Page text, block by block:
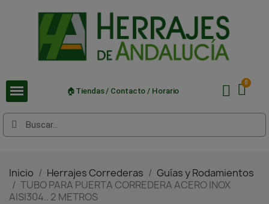
🏠Tiendas / Contacto / Horario
Inicio Herrajes Correderas
Guías y Rodamientos
TUBO PARA PUERTA CORREDERA ACERO INOX
AISI304.. 2 METROS